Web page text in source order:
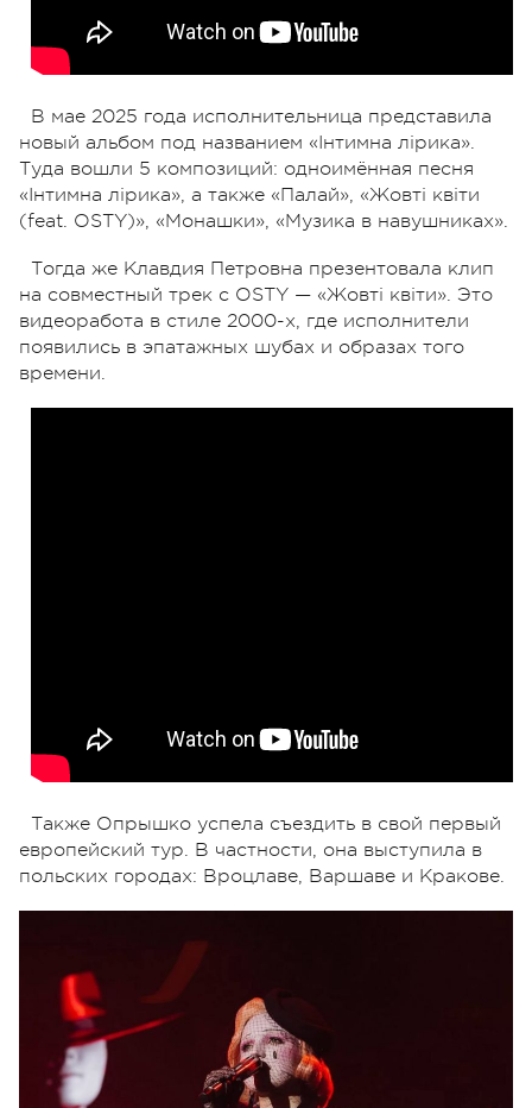
В мае 2025 года исполнительница представила
новый альбом под названием «Інтимна лірика».
Туда вошли 5 композиций: одноимённая песня
«Інтимна лірика», а также «Палай», «Жовті квіти
(feat. OSTY)», «Монашки», «Музика в навушниках».
Тогда же Клавдия Петровна презентовала клип
на совместный трек с OSTY — «Жовті квіти». Это
видеоработа в стиле 2000-х, где исполнители
появились в эпатажных шубах и образах того
времени.
Также Опрышко успела съездить в свой первый
европейский тур. В частности, она выступила в
польских городах: Вроцлаве, Варшаве и Кракове.